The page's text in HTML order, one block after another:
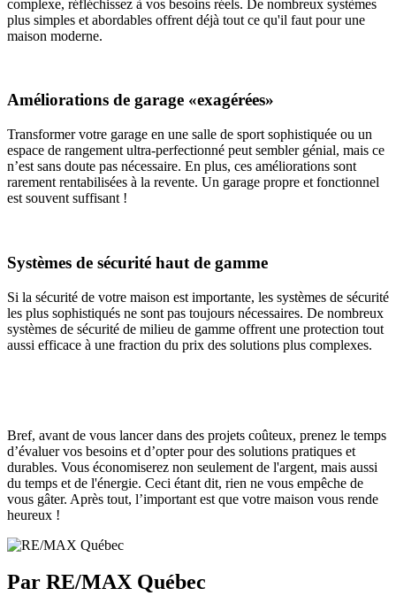
complexe, réfléchissez à vos besoins réels. De nombreux systèmes
plus simples et abordables offrent déjà tout ce qu'il faut pour une
maison moderne.
Améliorations de garage «exagérées»
Transformer votre garage en une salle de sport sophistiquée ou un
espace de rangement ultra-perfectionné peut sembler génial, mais ce
n’est sans doute pas nécessaire. En plus, ces améliorations sont
rarement rentabilisées à la revente. Un garage propre et fonctionnel
est souvent suffisant !
Systèmes de sécurité haut de gamme
Si la sécurité de votre maison est importante, les systèmes de sécurité
les plus sophistiqués ne sont pas toujours nécessaires. De nombreux
systèmes de sécurité de milieu de gamme offrent une protection tout
aussi efficace à une fraction du prix des solutions plus complexes.
Bref, avant de vous lancer dans des projets coûteux, prenez le temps
d’évaluer vos besoins et d’opter pour des solutions pratiques et
durables. Vous économiserez non seulement de l'argent, mais aussi
du temps et de l'énergie. Ceci étant dit, rien ne vous empêche de
vous gâter. Après tout, l’important est que votre maison vous rende
heureux !
Par RE/MAX Québec